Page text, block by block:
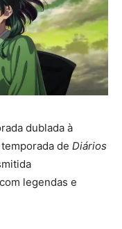
dublada à
de Diários
legendas e